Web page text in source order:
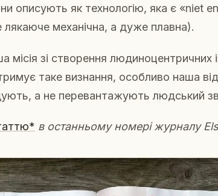
описують як технологію, яка є «niet
лякаюче механічна, а дуже плавна).
місія зі створення людиноцентричних
таке визнання, особливо наша
а не перевантажують людський
в останньому номері журналу